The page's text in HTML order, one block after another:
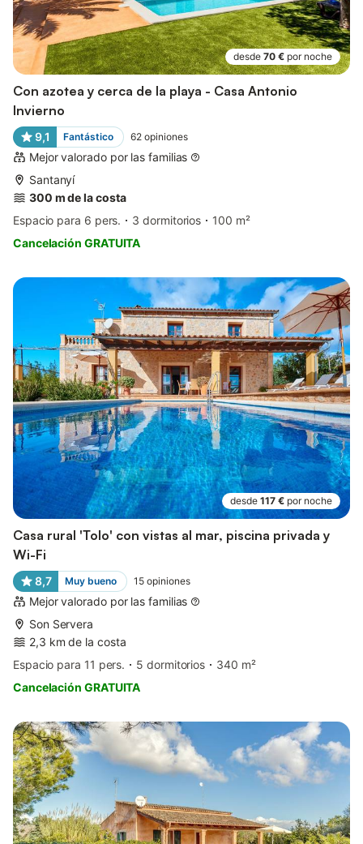
desde 70 € por noche
Con azotea y cerca de la playa - Casa Antonio
Invierno
9,1 Fantástico 62 opiniones
Mejor valorado por las familias
Santanyí
300 m de la costa
Espacio para 6 pers.
3 dormitorios
100 m²
Cancelación GRATUITA
desde 117 € por noche
Casa rural 'Tolo' con vistas al mar, piscina privada y
Wi-Fi
8,7 Muy bueno 15 opiniones
Mejor valorado por las familias
Son Servera
2,3 km de la costa
Espacio para 11 pers.
5 dormitorios
340 m²
Cancelación GRATUITA